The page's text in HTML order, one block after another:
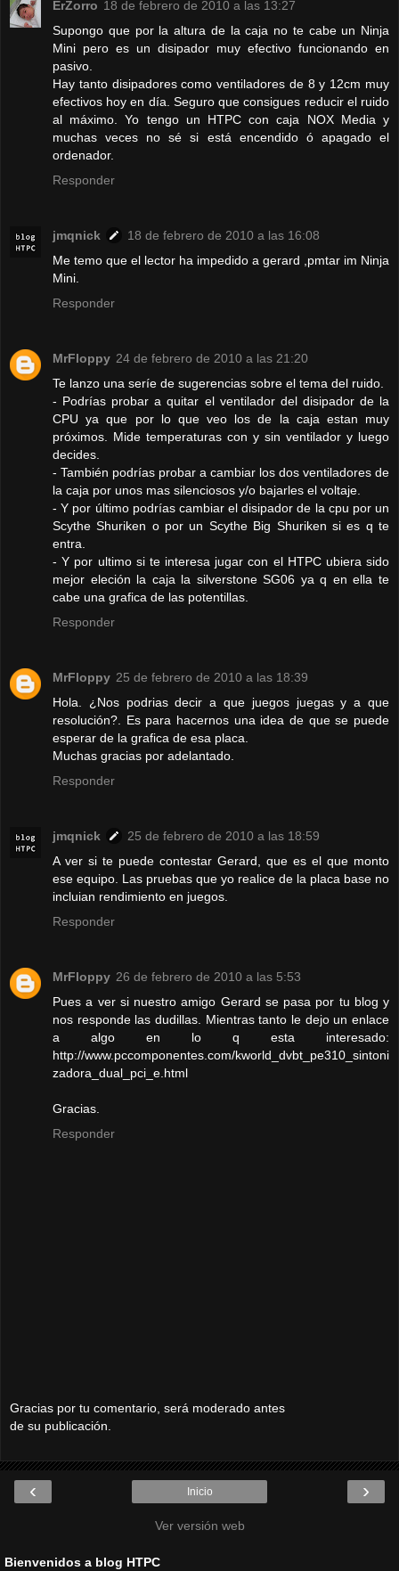
ErZorro 18 de febrero de 2010 a las 13:27
Supongo que por la altura de la caja no te cabe un Ninja
Mini pero es un disipador muy efectivo funcionando en
pasivo.
Hay tanto disipadores como ventiladores de 8 y 12cm muy
efectivos hoy en día. Seguro que consigues reducir el ruido
al máximo. Yo tengo un HTPC con caja NOX Media y
muchas veces no sé si está encendido ó apagado el
ordenador.
Responder
jmqnick
18 de febrero de 2010 a las 16:08
Me temo que el lector ha impedido a gerard ,pmtar im Ninja
Mini.
Responder
MrFloppy 24 de febrero de 2010 a las 21:20
Te lanzo una seríe de sugerencias sobre el tema del ruido.
- Podrías probar a quitar el ventilador del disipador de la
CPU ya que por lo que veo los de la caja estan muy
próximos. Mide temperaturas con y sin ventilador y luego
decides.
- También podrías probar a cambiar los dos ventiladores de
la caja por unos mas silenciosos y/o bajarles el voltaje.
- Y por último podrías cambiar el disipador de la cpu por un
Scythe Shuriken o por un Scythe Big Shuriken si es q te
entra.
- Y por ultimo si te interesa jugar con el HTPC ubiera sido
mejor eleción la caja la silverstone SG06 ya q en ella te
cabe una grafica de las potentillas.
Responder
MrFloppy 25 de febrero de 2010 a las 18:39
Hola. ¿Nos podrias decir a que juegos juegas y a que
resolución?. Es para hacernos una idea de que se puede
esperar de la grafica de esa placa.
Muchas gracias por adelantado.
Responder
jmqnick
25 de febrero de 2010 a las 18:59
A ver si te puede contestar Gerard, que es el que monto
ese equipo. Las pruebas que yo realice de la placa base no
incluian rendimiento en juegos.
Responder
MrFloppy 26 de febrero de 2010 a las 5:53
Pues a ver si nuestro amigo Gerard se pasa por tu blog y
nos responde las dudillas. Mientras tanto le dejo un enlace
a algo en lo q esta interesado:
http://www.pccomponentes.com/kworld_dvbt_pe310_sintoni
zadora_dual_pci_e.html
Gracias.
Responder
Gracias por tu comentario, será moderado antes
de su publicación.
‹ ›
Inicio
Ver versión web
Bienvenidos a blog HTPC